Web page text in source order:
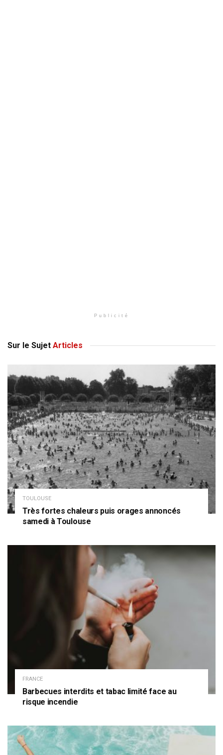
Publicité
Sur le Sujet Articles
TOULOUSE
Très fortes chaleurs puis orages annoncés
samedi à Toulouse
FRANCE
Barbecues interdits et tabac limité face au
risque incendie